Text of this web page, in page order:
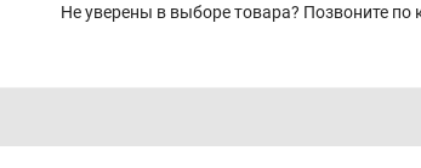
Не уверены в выборе товара? Позвоните по